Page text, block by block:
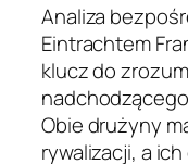
Analiza
Eintrachtem
klucz do
Obie drużyny
rywalizacji, a